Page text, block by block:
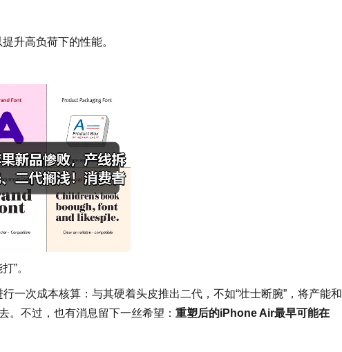
升高负荷下的性能。
”。
一次成本核算：与其硬着头皮推出二代，不如“壮士断腕”，将产能和
。不过，也有消息留下一丝希望： 重塑后的iPhone Air最早可能在